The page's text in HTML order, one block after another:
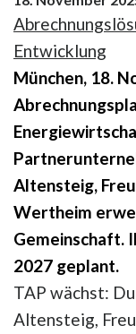
Entwicklung
München, 18.
Altensteig,
Wertheim
Gemeinschaft.
2027 geplant.
TAP wächst:
Altensteig,